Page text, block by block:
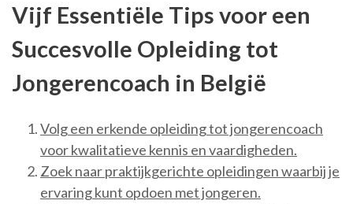
Vijf Essentiële Tips voor een
Succesvolle Opleiding tot
Jongerencoach in België
Volg een erkende opleiding tot jongerencoach
voor kwalitatieve kennis en vaardigheden.
Zoek naar praktijkgerichte opleidingen waarbij je
ervaring kunt opdoen met jongeren.